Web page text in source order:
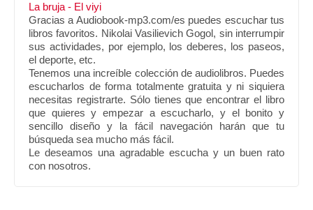
La bruja - El viyi
Gracias a Audiobook-mp3.com/es puedes escuchar tus
libros favoritos. Nikolai Vasilievich Gogol, sin interrumpir
sus actividades, por ejemplo, los deberes, los paseos,
el deporte, etc.
Tenemos una increíble colección de audiolibros. Puedes
escucharlos de forma totalmente gratuita y ni siquiera
necesitas registrarte. Sólo tienes que encontrar el libro
que quieres y empezar a escucharlo, y el bonito y
sencillo diseño y la fácil navegación harán que tu
búsqueda sea mucho más fácil.
Le deseamos una agradable escucha y un buen rato
con nosotros.